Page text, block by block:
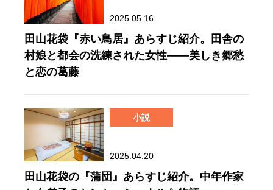
2025.05.16
田山花袋『赤い鳥居』あらすじ紹介。田舎の
村娘と都会の洗練された女性——美しき郷愁
と恋の葛藤
小説
2025.04.20
田山花袋の『蒲団』あらすじ紹介。中年作家